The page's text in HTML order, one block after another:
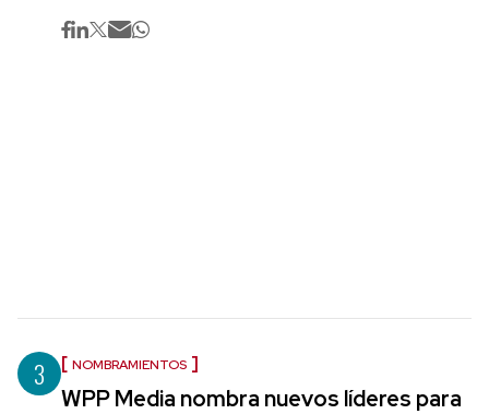
3 NOMBRAMIENTOS
WPP Media nombra nuevos líderes para